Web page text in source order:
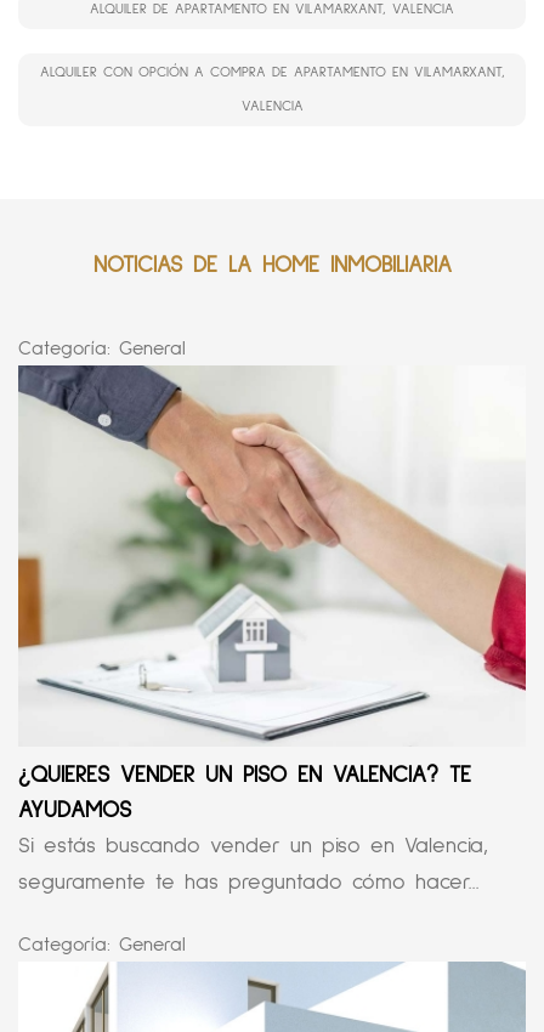
ALQUILER DE APARTAMENTO EN VILAMARXANT, VALENCIA
ALQUILER CON OPCIÓN A COMPRA DE APARTAMENTO EN VILAMARXANT,
VALENCIA
NOTICIAS DE LA HOME INMOBILIARIA
Categoría: General
¿QUIERES VENDER UN PISO EN VALENCIA? TE
AYUDAMOS
Si estás buscando vender un piso en Valencia,
seguramente te has preguntado cómo hacer...
Categoría: General